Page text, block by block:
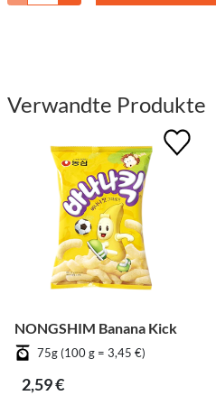
Verwandte Produkte
NONGSHIM Banana Kick
75g (100 g = 3,45 €)
2,59 €